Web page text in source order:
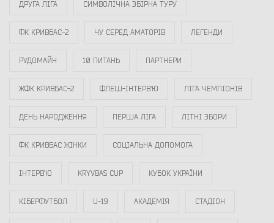
ДРУГА ЛІГА СИМВОЛІЧНА ЗБІРНА ТУРУ
ФК КРИВБАС-2 ЧУ СЕРЕД АМАТОРІВ ЛЕГЕНДИ
РУДОМАЙН 10 ПИТАНЬ ПАРТНЕРИ
ЖФК КРИВБАС-2 ФЛЕШ-ІНТЕРВ`Ю ЛІГА ЧЕМПІОНІВ
ДЕНЬ НАРОДЖЕННЯ ПЕРША ЛІГА ЛІТНІ ЗБОРИ
ФК КРИВБАС ЖІНКИ СОЦІАЛЬНА ДОПОМОГА
ІНТЕРВ`Ю KRYVBAS CUP КУБОК УКРАЇНИ
КІБЕРФУТБОЛ U-19 АКАДЕМІЯ СТАДІОН